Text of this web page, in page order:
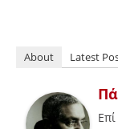
About Latest